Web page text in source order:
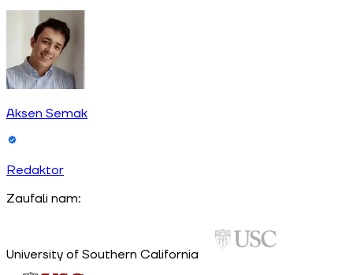
Aksen Semak
Redaktor
Zaufali nam:
University of Southern California